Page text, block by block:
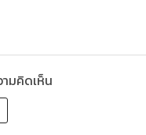
ามคิดเห็น